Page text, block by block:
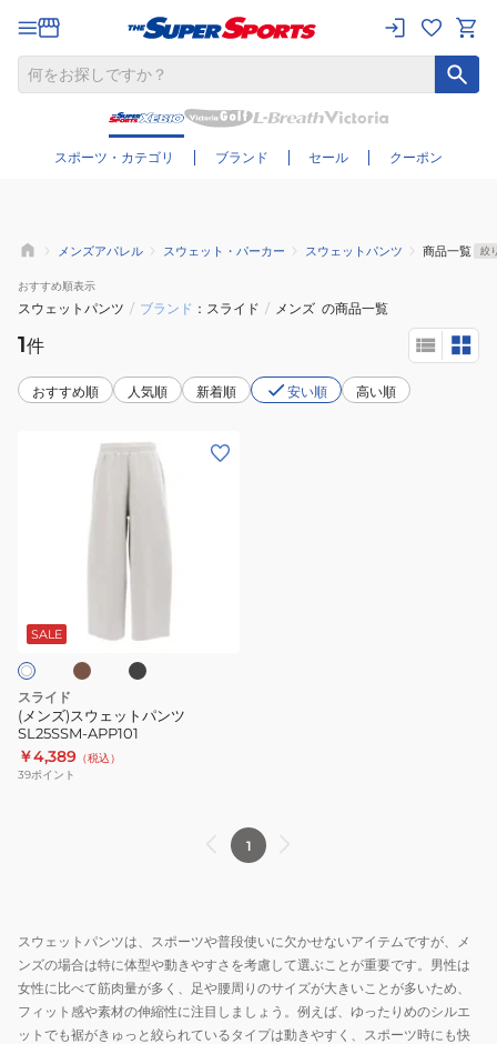
スポーツ・カテゴリ ブランド セール クーポン
さらに絞り込む
メンズアパレル スウェット・パーカー スウェットパンツ 商品一覧 絞
おすすめ順表示
スウェットパンツ / ブランド スライド / メンズ の商品一覧
1件
おすすめ順 人気順 新着順 安い順 高い順
ト
パ
ン
ツ
SL25SSM-
APP101
SALE
ッ
スライド
(メンズ)スウェットパンツ
SL25SSM-APP101
￥4,389 （税込）
39ポイント
1
スウェットパンツは、スポーツや普段使いに欠かせないアイテムですが、メ
ンズの場合は特に体型や動きやすさを考慮して選ぶことが重要です。男性は
女性に比べて筋肉量が多く、足や腰周りのサイズが大きいことが多いため、
フィット感や素材の伸縮性に注目しましょう。例えば、ゆったりめのシルエ
ットでも裾がきゅっと絞られているタイプは動きやすく、スポーツ時にも快